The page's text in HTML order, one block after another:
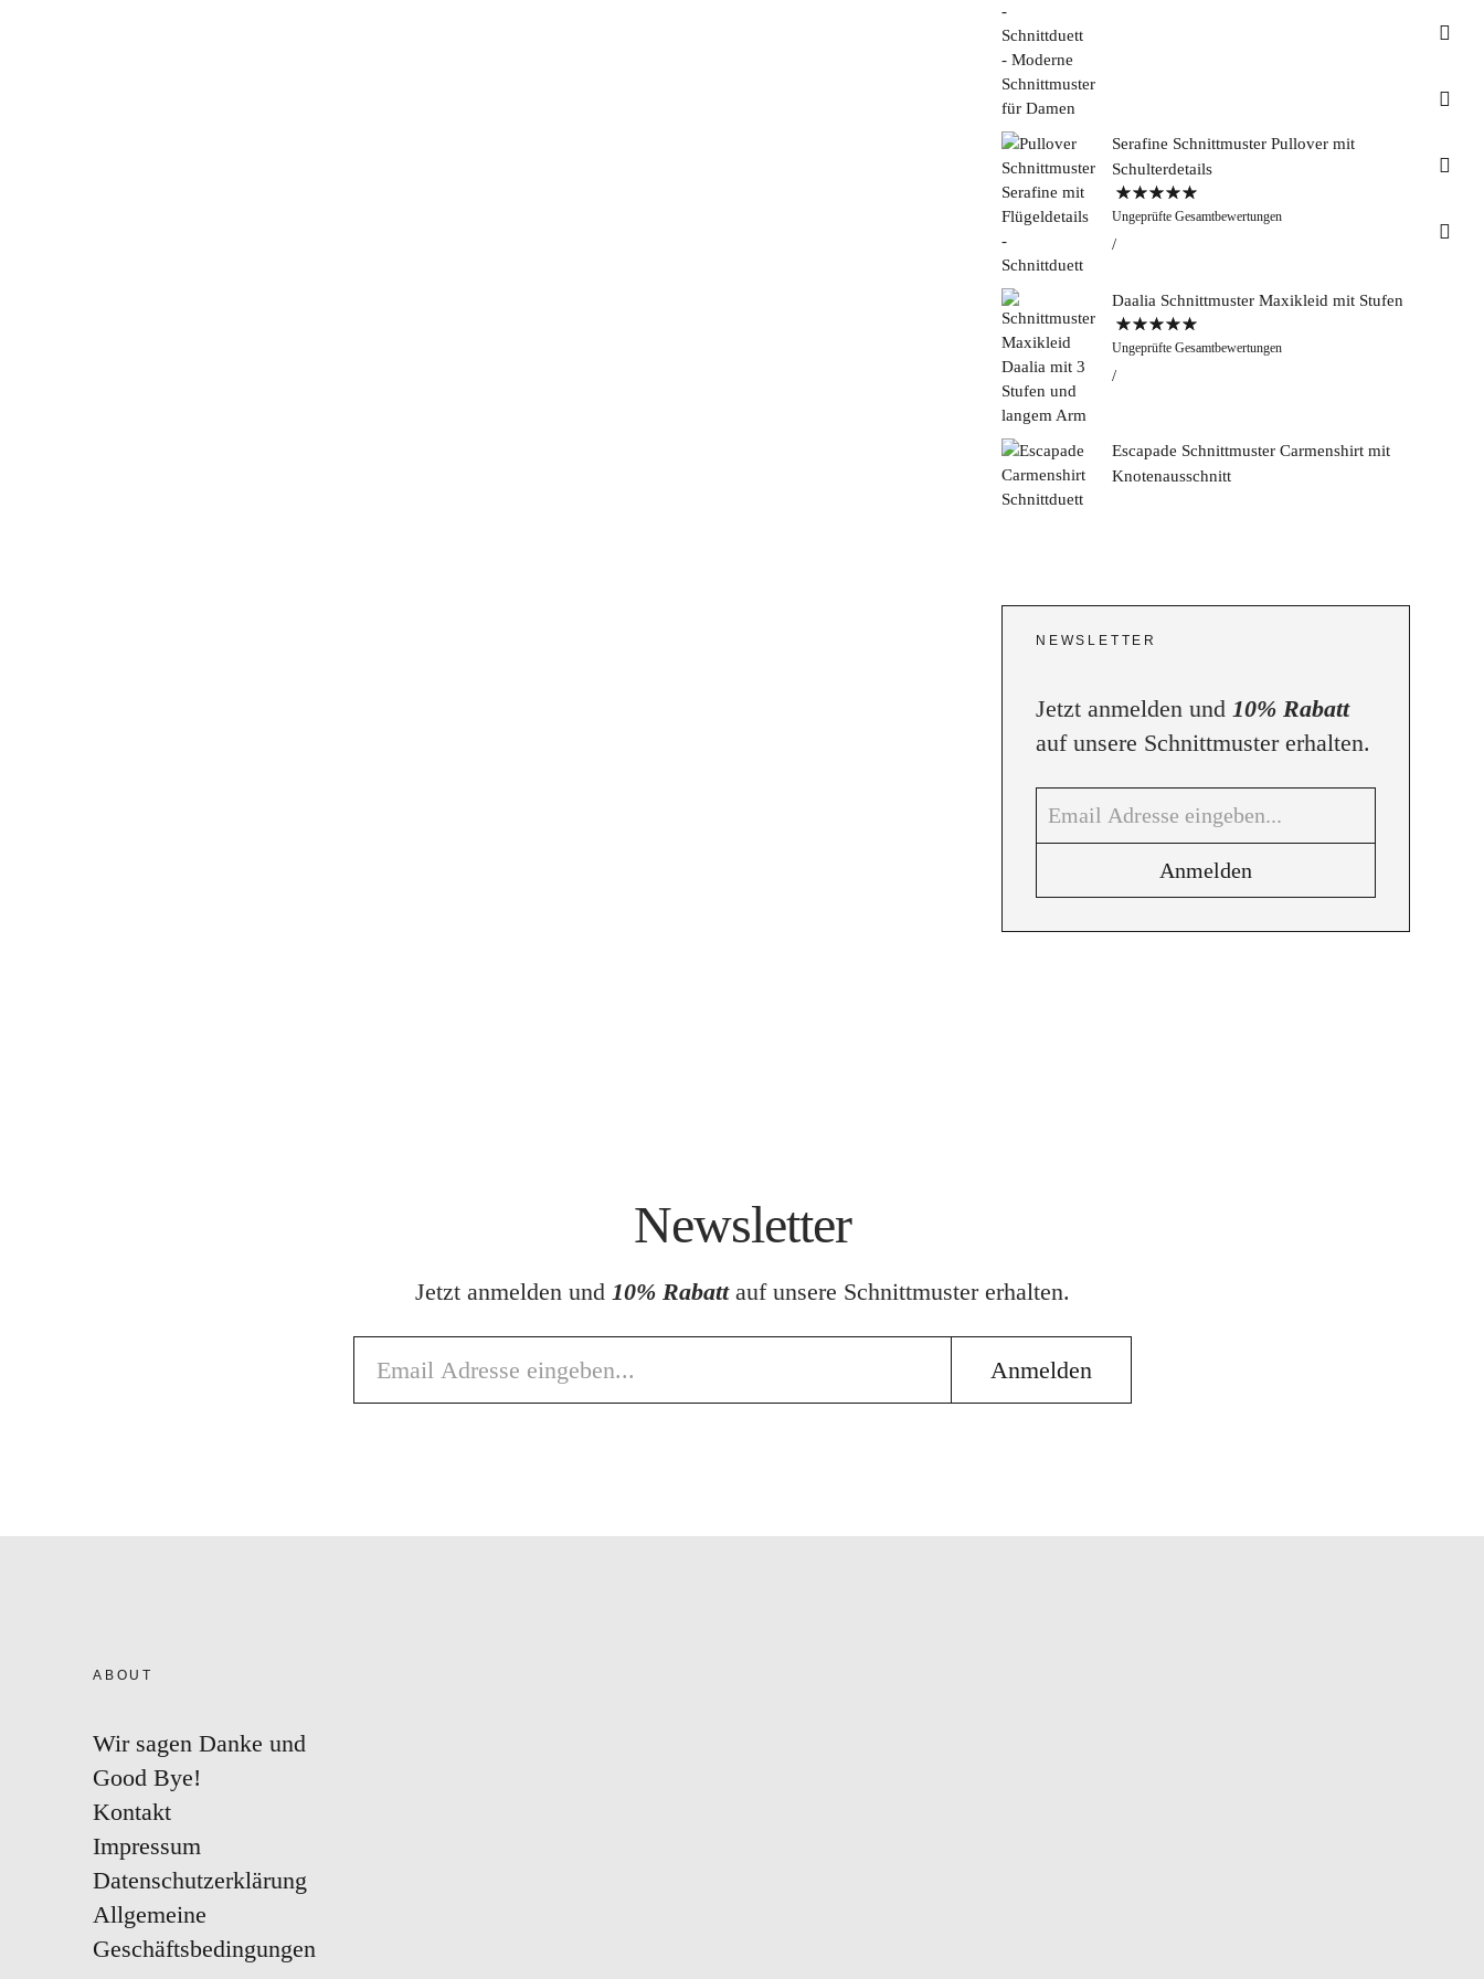
&
Serafine Schnittmuster Pullover mit
Schulterdetails
Bewertet mit
5.00von 5
Ungeprüfte Gesamtbewertungen
Daalia Schnittmuster Maxikleid mit Stufen
Bewertet mit
5.00von 5
Ungeprüfte Gesamtbewertungen
Escapade Schnittmuster Carmenshirt mit
Knotenausschnitt
NEWSLETTER
Jetzt anmelden und 10% Rabatt
auf unsere Schnittmuster erhalten.
Newsletter
Jetzt anmelden und 10% Rabattauf unsere Schnittmuster erhalten.
ABOUT
Wir sagen Danke und
Good Bye!
Kontakt
Impressum
Datenschutzerklärung
Allgemeine
Geschäftsbedingungen